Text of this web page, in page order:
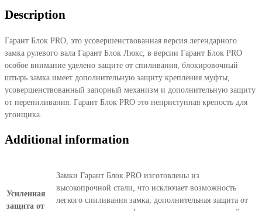
HR
н.в.
quantity
Description
Гарант Блок PRO, это усовершенствованная версия легендарного
замка рулевого вала Гарант Блок Люкс, в версии Гарант Блок PRO
особое внимание уделено защите от спиливания, блокировочный
штырь замка имеет дополнительную защиту крепления муфты,
усовершенствованный запорный механизм и дополнительную защиту
от перепиливания. Гарант Блок PRO это неприступная крепость для
угонщика.
Additional information
Усиленная
защита от
Замки Гарант Блок PRO изготовлены из
высокопрочной стали, что исключает возможность
легкого спиливания замка, дополнительная защита от